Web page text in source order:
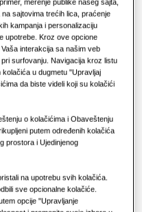
radi?
3.6kW
sajtovima trećih lica, praćenje
kampanja i personalizaciju
upotrebe. Kroz ove opcione
interakcija sa našim veb
surfovanju. Navigacija kroz listu
u dugmetu "Upravljaj
da biste videli koji su kolačići
o kolačićima i Obaveštenju
putem određenih kolačića
prostora i Ujedinjenog
na upotrebu svih kolačića.
sve opcionalne kolačiće.
opcije "Upravljanje